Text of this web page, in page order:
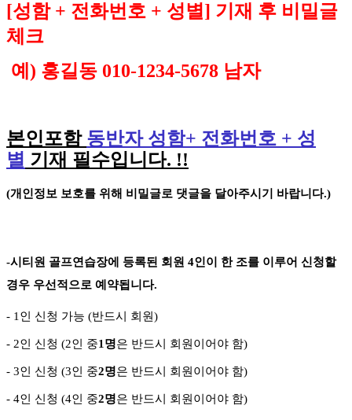
[성함 + 전화번호 + 성별] 기재 후 비밀글
체크
예 ) 홍길동 010-1234-5678 남자
본인포함 동반자 성함+ 전화번호 + 성
별 기재 필수입니다. !!
(개인정보 보호를 위해 비밀글로 댓글을 달아주시기 바랍니다.)
-시티원 골프연습장에 등록된 회원 4인이 한 조를 이루어 신청할
경우 우선적으로 예약됩니다.
- 1인 신청 가능 (반드시 회원)
- 2인 신청 (2인 중1명은 반드시 회원이어야 함)
- 3인 신청 (3인 중2명은 반드시 회원이어야 함)
- 4인 신청 (4인 중2명은 반드시 회원이어야 함)